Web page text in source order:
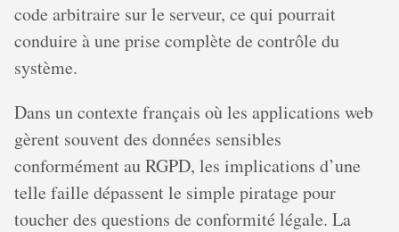
code arbitraire sur le serveur, ce qui pourrait
conduire à une prise complète de contrôle du
système.
Dans un contexte français où les applications web
gèrent souvent des données sensibles
conformément au RGPD, les implications d’une
telle faille dépassent le simple piratage pour
toucher des questions de conformité légale. La